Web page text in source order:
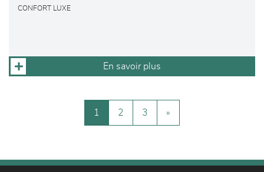
CONFORT LUXE
En savoir plus
1 2 3 »